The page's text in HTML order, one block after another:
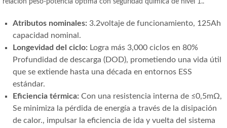
relación peso-potencia óptima con seguridad química de nivel 1..
Atributos nominales: 3.2voltaje de funcionamiento, 125Ah
capacidad nominal.
Longevidad del ciclo: Logra más 3,000 ciclos en 80%
Profundidad de descarga (DOD), prometiendo una vida útil
que se extiende hasta una década en entornos ESS
estándar.
Eficiencia térmica: Con una resistencia interna de ≤0,5mΩ,
Se minimiza la pérdida de energía a través de la disipación
de calor., impulsar la eficiencia de ida y vuelta del sistema